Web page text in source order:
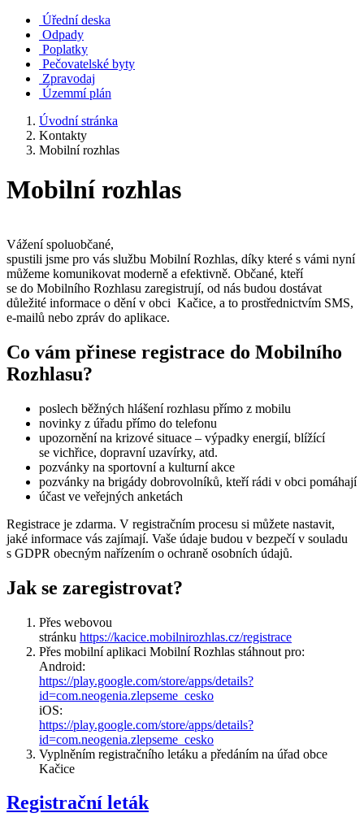
Úřední deska
Odpady
Poplatky
Pečovatelské byty
Zpravodaj
Územmí plán
Úvodní stránka
Kontakty
Mobilní rozhlas
Mobilní rozhlas
Vážení spoluobčané,
spustili jsme pro vás službu Mobilní Rozhlas, díky které s vámi nyní
můžeme komunikovat moderně a efektivně. Občané, kteří
se do Mobilního Rozhlasu zaregistrují, od nás budou dostávat
důležité informace o dění v obci Kačice, a to prostřednictvím SMS,
e-mailů nebo zpráv do aplikace.
Co vám přinese registrace do Mobilního
Rozhlasu?
poslech běžných hlášení rozhlasu přímo z mobilu
novinky z úřadu přímo do telefonu
upozornění na krizové situace – výpadky energií, blížící
se vichřice, dopravní uzavírky, atd.
pozvánky na sportovní a kulturní akce
pozvánky na brigády dobrovolníků, kteří rádi v obci pomáhají
účast ve veřejných anketách
Registrace je zdarma. V registračním procesu si můžete nastavit,
jaké informace vás zajímají. Vaše údaje budou v bezpečí v souladu
s GDPR obecným nařízením o ochraně osobních údajů.
Jak se zaregistrovat?
Přes webovou
stránku https://kacice.mobilnirozhlas.cz/registrace
Přes mobilní aplikaci Mobilní Rozhlas stáhnout pro:
Android:
https://play.google.com/store/apps/details?
id=com.neogenia.zlepseme_cesko
iOS:
https://play.google.com/store/apps/details?
id=com.neogenia.zlepseme_cesko
Vyplněním registračního letáku a předáním na úřad obce
Kačice
Registrační leták